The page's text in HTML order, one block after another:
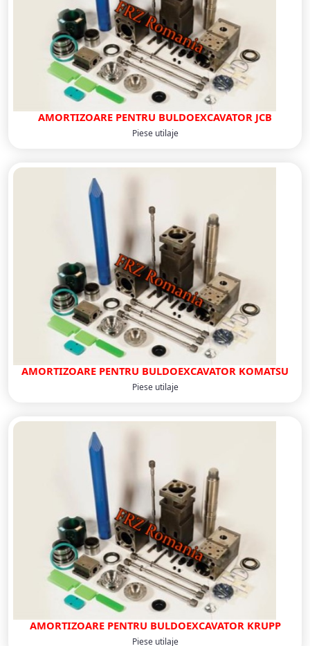
AMORTIZOARE PENTRU BULDOEXCAVATOR JCB
Piese utilaje
AMORTIZOARE PENTRU BULDOEXCAVATOR KOMATSU
Piese utilaje
AMORTIZOARE PENTRU BULDOEXCAVATOR KRUPP
Piese utilaje